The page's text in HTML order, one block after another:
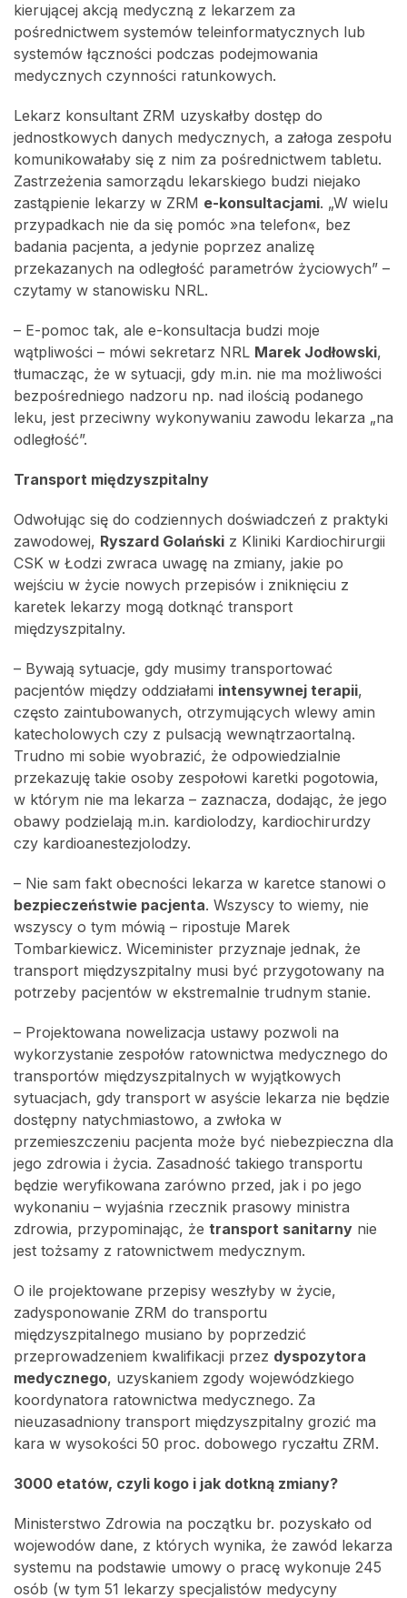
kierującej akcją medyczną z lekarzem za
pośrednictwem systemów teleinformatycznych lub
systemów łączności podczas podejmowania
medycznych czynności ratunkowych.
Lekarz konsultant ZRM uzyskałby dostęp do
jednostkowych danych medycznych, a załoga zespołu
komunikowałaby się z nim za pośrednictwem tabletu.
Zastrzeżenia samorządu lekarskiego budzi niejako
zastąpienie lekarzy w ZRM e-konsultacjami. „W wielu
przypadkach nie da się pomóc »na telefon«, bez
badania pacjenta, a jedynie poprzez analizę
przekazanych na odległość parametrów życiowych” –
czytamy w stanowisku NRL.
– E-pomoc tak, ale e-konsultacja budzi moje
wątpliwości – mówi sekretarz NRL Marek Jodłowski,
tłumacząc, że w sytuacji, gdy m.in. nie ma możliwości
bezpośredniego nadzoru np. nad ilością podanego
leku, jest przeciwny wykonywaniu zawodu lekarza „na
odległość”.
Transport międzyszpitalny
Odwołując się do codziennych doświadczeń z praktyki
zawodowej, Ryszard Golański z Kliniki Kardiochirurgii
CSK w Łodzi zwraca uwagę na zmiany, jakie po
wejściu w życie nowych przepisów i zniknięciu z
karetek lekarzy mogą dotknąć transport
międzyszpitalny.
– Bywają sytuacje, gdy musimy transportować
pacjentów między oddziałami intensywnej terapii,
często zaintubowanych, otrzymujących wlewy amin
katecholowych czy z pulsacją wewnątrzaortalną.
Trudno mi sobie wyobrazić, że odpowiedzialnie
przekazuję takie osoby zespołowi karetki pogotowia,
w którym nie ma lekarza – zaznacza, dodając, że jego
obawy podzielają m.in. kardiolodzy, kardiochirurdzy
czy kardioanestezjolodzy.
– Nie sam fakt obecności lekarza w karetce stanowi o
bezpieczeństwie pacjenta. Wszyscy to wiemy, nie
wszyscy o tym mówią – ripostuje Marek
Tombarkiewicz. Wiceminister przyznaje jednak, że
transport międzyszpitalny musi być przygotowany na
potrzeby pacjentów w ekstremalnie trudnym stanie.
– Projektowana nowelizacja ustawy pozwoli na
wykorzystanie zespołów ratownictwa medycznego do
transportów międzyszpitalnych w wyjątkowych
sytuacjach, gdy transport w asyście lekarza nie będzie
dostępny natychmiastowo, a zwłoka w
przemieszczeniu pacjenta może być niebezpieczna dla
jego zdrowia i życia. Zasadność takiego transportu
będzie weryfikowana zarówno przed, jak i po jego
wykonaniu – wyjaśnia rzecznik prasowy ministra
zdrowia, przypominając, że transport sanitarny nie
jest tożsamy z ratownictwem medycznym.
O ile projektowane przepisy weszłyby w życie,
zadysponowanie ZRM do transportu
międzyszpitalnego musiano by poprzedzić
przeprowadzeniem kwalifikacji przez dyspozytora
medycznego, uzyskaniem zgody wojewódzkiego
koordynatora ratownictwa medycznego. Za
nieuzasadniony transport międzyszpitalny grozić ma
kara w wysokości 50 proc. dobowego ryczałtu ZRM.
3000 etatów, czyli kogo i jak dotkną zmiany?
Ministerstwo Zdrowia na początku br. pozyskało od
wojewodów dane, z których wynika, że zawód lekarza
systemu na podstawie umowy o pracę wykonuje 245
osób (w tym 51 lekarzy specjalistów medycyny